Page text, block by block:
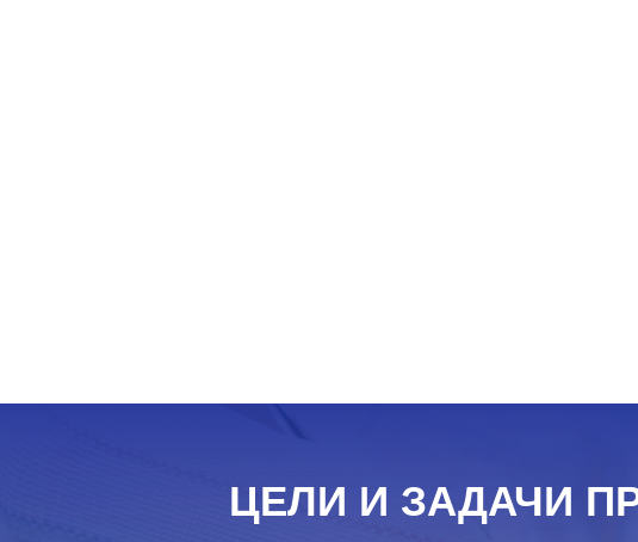
ЦЕЛИ И ЗАДАЧИ